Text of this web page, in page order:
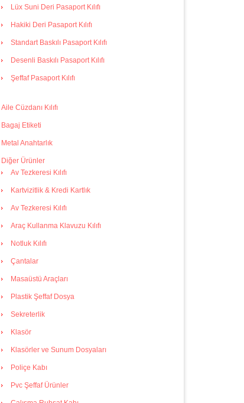
Lüx Suni Deri Pasaport Kılıfı
Hakiki Deri Pasaport Kılıfı
Standart Baskılı Pasaport Kılıfı
Desenli Baskılı Pasaport Kılıfı
Şeffaf Pasaport Kılıfı
Aile Cüzdanı Kılıfı
Bagaj Etiketi
Metal Anahtarlık
Diğer Ürünler
Av Tezkeresi Kılıfı
Kartvizitlik & Kredi Kartlık
Av Tezkeresi Kılıfı
Araç Kullanma Klavuzu Kılıfı
Notluk Kılıfı
Çantalar
Masaüstü Araçları
Plastik Şeffaf Dosya
Sekreterlik
Klasör
Klasörler ve Sunum Dosyaları
Poliçe Kabı
Pvc Şeffaf Ürünler